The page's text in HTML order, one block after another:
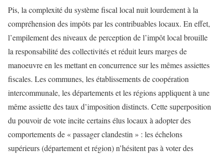
Pis, la complexité du système fiscal local nuit lourdement à la
compréhension des impôts par les contribuables locaux. En effet,
l’empilement des niveaux de perception de l’impôt local brouille
la responsabilité des collectivités et réduit leurs marges de
manoeuvre en les mettant en concurrence sur les mêmes assiettes
fiscales. Les communes, les établissements de coopération
intercommunale, les départements et les régions appliquent à une
même assiette des taux d’imposition distincts. Cette superposition
du pouvoir de vote incite certains élus locaux à adopter des
comportements de « passager clandestin » : les échelons
supérieurs (département et région) n’hésitent pas à voter des